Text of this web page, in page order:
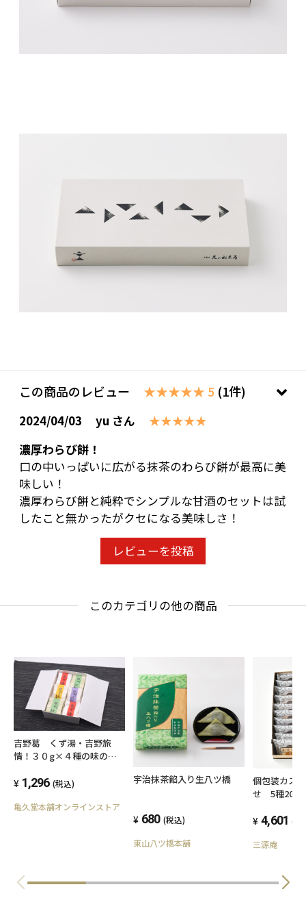
この商品のレビュー ★★★★★ 5 (1件)
2024/04/03 yu さん
★★★★★
濃厚わらび餅！
口の中いっぱいに広がる抹茶のわらび餅が最高に美
味しい！
濃厚わらび餅と純粋でシンプルな甘酒のセットは試
したこと無かったがクセになる美味しさ！
レビューを投稿
このカテゴリの他の商品
吉野葛 くず湯・吉野旅
情！３０g×４種の味のア
に 1,296 (税込)
亀久堂本舗オンラインストア
宇治抹茶餡入り生八ツ橋
680 (税込)
東山八ツ橋本舗
個包装カス
せ 5種20個
4,601 (税
三源庵